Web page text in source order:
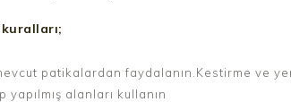
patikalardan faydalanın.Kestirme ve
alanları kullanın